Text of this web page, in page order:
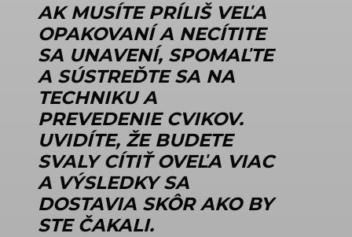
AK MUSÍTE PRÍLIŠ VEĽA
OPAKOVANÍ A NECÍTITE
SA UNAVENÍ, SPOMAĽTE
A SÚSTREĎTE SA NA
TECHNIKU A
PREVEDENIE CVIKOV.
UVIDÍTE, ŽE BUDETE
SVALY CÍTIŤ OVEĽA VIAC
A VÝSLEDKY SA
DOSTAVIA SKÔR AKO BY
STE ČAKALI.